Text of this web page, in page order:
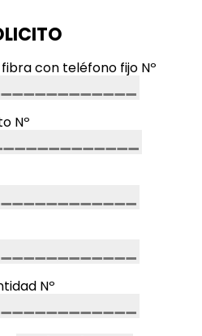
con teléfono fijo Nº
Nº
Nº